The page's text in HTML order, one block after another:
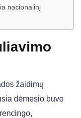
nacionalinį
žaidimų
dėmesio buvo